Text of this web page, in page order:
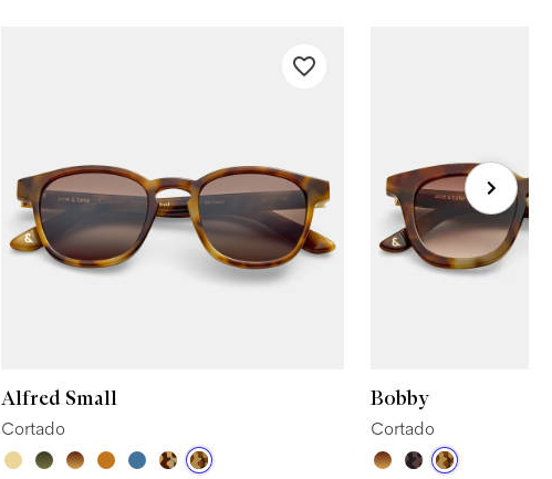
Alfred Small
Cortado
Bobby
Cortado